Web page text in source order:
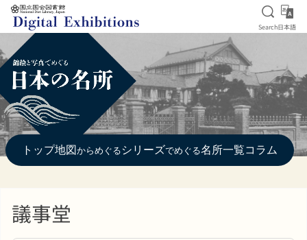
Jump to main content
Open
Search 日
日本語
トップ地図 からめぐる シリーズでめぐる名所一覧コラム
議事堂